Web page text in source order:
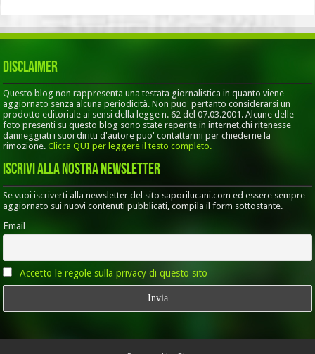
Disclaimer
Questo blog non rappresenta una testata giornalistica in quanto viene
aggiornato senza alcuna periodicità. Non puo' pertanto considerarsi un
prodotto editoriale ai sensi della legge n. 62 del 07.03.2001. Alcune delle
foto presenti su questo blog sono state reperite in internet,chi ritenesse
danneggiati i suoi diritti d'autore puo' contattarmi per chiederne la
rimozione.Clicca QUI per leggere il testo completo.
Iscrivi alla nostra Newsletter
Se vuoi iscriverti alla newsletter del sito saporilucani.com ed essere sempre
aggiornato sui nuovi contenuti pubblicati, compila il form sottostante.
Email
Accetto le regole sulla privacy di questo sito